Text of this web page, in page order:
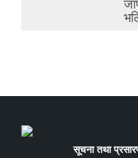
सूचना तथा